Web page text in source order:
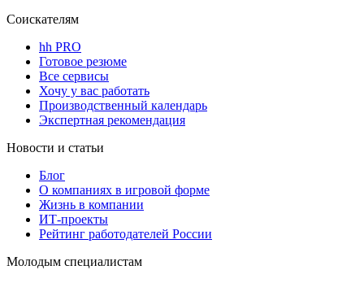
Соискателям
hh PRO
Готовое резюме
Все сервисы
Хочу у вас работать
Производственный календарь
Экспертная рекомендация
Новости и статьи
Блог
О компаниях в игровой форме
Жизнь в компании
ИТ-проекты
Рейтинг работодателей России
Молодым специалистам